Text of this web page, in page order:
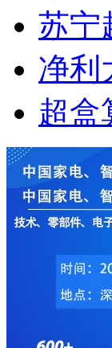
苏宁
净利
超盒